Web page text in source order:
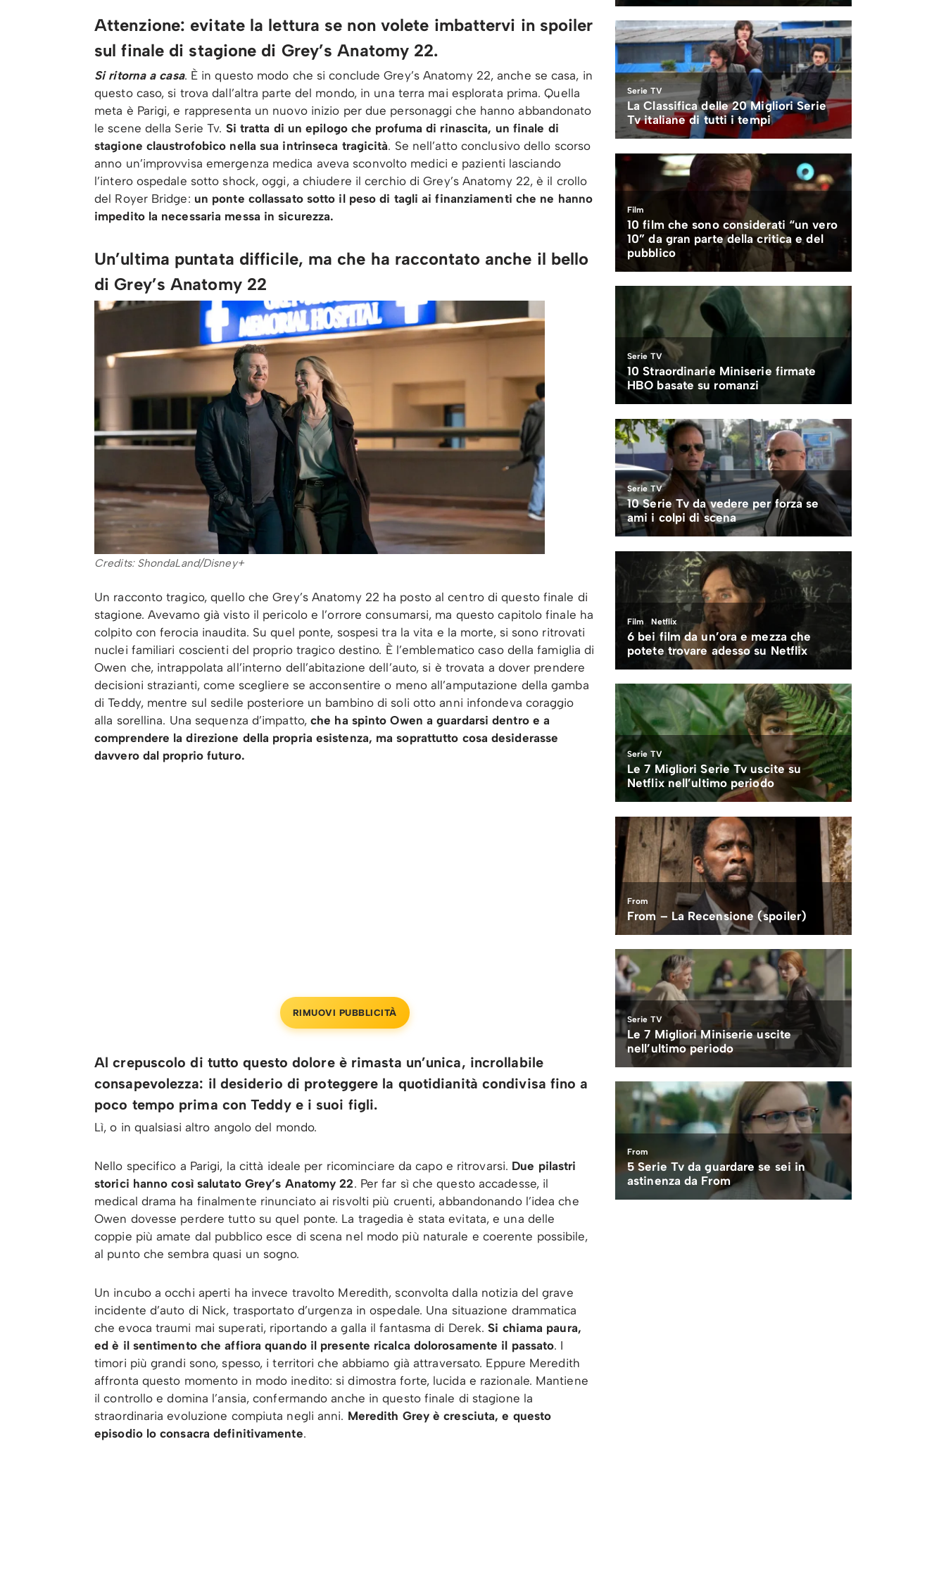
Attenzione: evitate la lettura se non volete imbattervi in spoiler
sul finale di stagione di Grey’s Anatomy 22.
Si ritorna a casa. È in questo modo che si conclude Grey’s Anatomy 22, anche se casa, in
questo caso, si trova dall’altra parte del mondo, in una terra mai esplorata prima. Quella
meta è Parigi, e rappresenta un nuovo inizio per due personaggi che hanno abbandonato
le scene della Serie Tv. Si tratta di un epilogo che profuma di rinascita, un finale di
stagione claustrofobico nella sua intrinseca tragicità. Se nell’atto conclusivo dello scorso
anno un’improvvisa emergenza medica aveva sconvolto medici e pazienti lasciando
l’intero ospedale sotto shock, oggi, a chiudere il cerchio di Grey’s Anatomy 22, è il crollo
del Royer Bridge: un ponte collassato sotto il peso di tagli ai finanziamenti che ne hanno
impedito la necessaria messa in sicurezza.
Un’ultima puntata difficile, ma che ha raccontato anche il bello
di Grey’s Anatomy 22
Credits: ShondaLand/Disney+
Un racconto tragico, quello che Grey’s Anatomy 22 ha posto al centro di questo finale di
stagione. Avevamo già visto il pericolo e l’orrore consumarsi, ma questo capitolo finale ha
colpito con ferocia inaudita. Su quel ponte, sospesi tra la vita e la morte, si sono ritrovati
nuclei familiari coscienti del proprio tragico destino. È l’emblematico caso della famiglia di
Owen che, intrappolata all’interno dell’abitazione dell’auto, si è trovata a dover prendere
decisioni strazianti, come scegliere se acconsentire o meno all’amputazione della gamba
di Teddy, mentre sul sedile posteriore un bambino di soli otto anni infondeva coraggio
alla sorellina. Una sequenza d’impatto,che ha spinto Owen a guardarsi dentro e a
comprendere la direzione della propria esistenza, ma soprattutto cosa desiderasse
davvero dal proprio futuro.
RIMUOVI PUBBLICITÀ
Al crepuscolo di tutto questo dolore è rimasta un’unica, incrollabile
consapevolezza: il desiderio di proteggere la quotidianità condivisa fino a
poco tempo prima con Teddy e i suoi figli.
Lì, o in qualsiasi altro angolo del mondo.
Nello specifico a Parigi, la città ideale per ricominciare da capo e ritrovarsi. Due pilastri
storici hanno così salutato Grey’s Anatomy 22. Per far sì che questo accadesse, il
medical drama ha finalmente rinunciato ai risvolti più cruenti, abbandonando l’idea che
Owen dovesse perdere tutto su quel ponte. La tragedia è stata evitata, e una delle
coppie più amate dal pubblico esce di scena nel modo più naturale e coerente possibile,
al punto che sembra quasi un sogno.
Un incubo a occhi aperti ha invece travolto Meredith, sconvolta dalla notizia del grave
incidente d’auto di Nick, trasportato d’urgenza in ospedale. Una situazione drammatica
che evoca traumi mai superati, riportando a galla il fantasma di Derek.Si chiama paura,
ed è il sentimento che affiora quando il presente ricalca dolorosamente il passato. I
timori più grandi sono, spesso, i territori che abbiamo già attraversato. Eppure Meredith
affronta questo momento in modo inedito: si dimostra forte, lucida e razionale. Mantiene
il controllo e domina l’ansia, confermando anche in questo finale di stagione la
straordinaria evoluzione compiuta negli anni. Meredith Grey è cresciuta, e questo
episodio lo consacra definitivamente.